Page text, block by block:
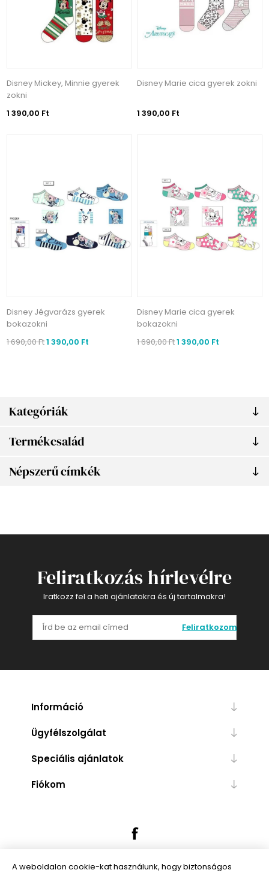
Kategóriák
Termékcsalád
Népszerű címkék
Disney Mickey, Minnie gyerek
zokni
1 390,00 Ft
Disney Marie cica gyerek zokni
1 390,00 Ft
Disney Jégvarázs gyerek
bokazokni
1 690,00 Ft1 390,00 Ft
Disney Marie cica gyerek
bokazokni
1 690,00 Ft1 390,00 Ft
Feliratkozás hírlevélre
Iratkozz fel a heti ajánlatokra és új tartalmakra!
Feliratkozom
Információ
Ügyfélszolgálat
Speciális ajánlatok
Fiókom
A weboldalon cookie-kat használunk, hogy biztonságos